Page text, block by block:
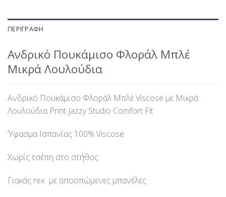
ΠΕΡΙΓΡΑΦΉ
Ανδρικό Πουκάμισο Φλοράλ Μπλέ
Μικρά Λουλούδια
Ανδρικό Πουκάμισο Φλοράλ Μπλέ Viscose με Μικρά
Λουλούδια Print Jazzy Studio Comfort Fit
Ύφασμα Ισπανίας 100% Viscose
Χωρίς τσέπη στο στήθος
Γιακάς rex με αποσπώμενες μπανέλες